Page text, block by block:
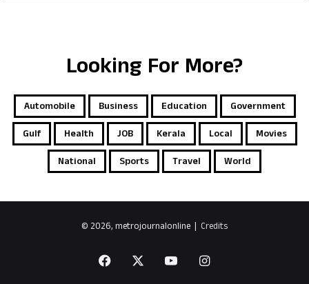
Looking For More?
Automobile Business Education
Government
Gulf
Health JOB Kerala Local
Movies
National
Sports Travel World
© 2026, metrojournalonline | Credits
Facebook YouTubeInstagram